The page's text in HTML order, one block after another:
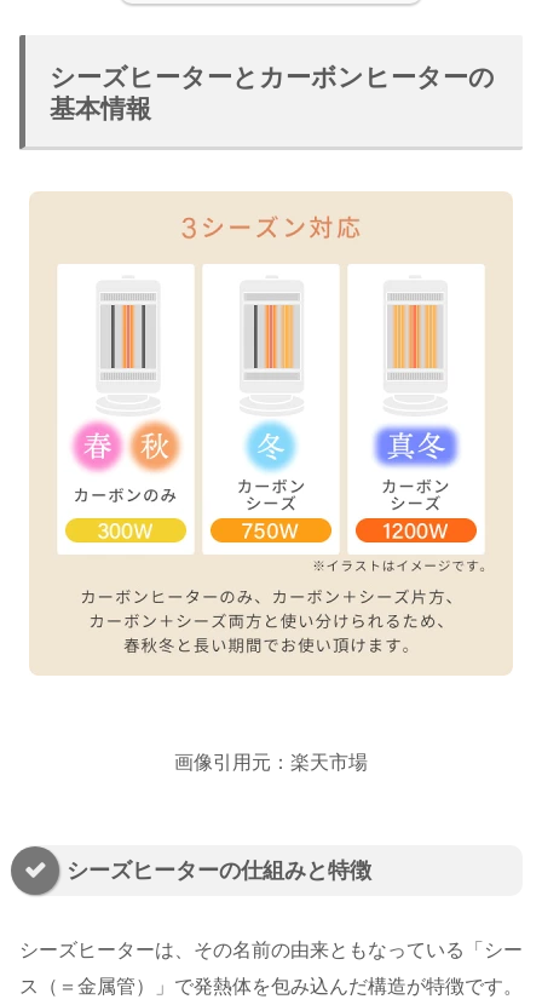
シーズヒーターとカーボンヒーターの
基本情報
画像引用元：楽天市場
シーズヒーターの仕組みと特徴
シーズヒーターは、その名前の由来ともなっている「シー
ス（＝金属管）」で発熱体を包み込んだ構造が特徴です。